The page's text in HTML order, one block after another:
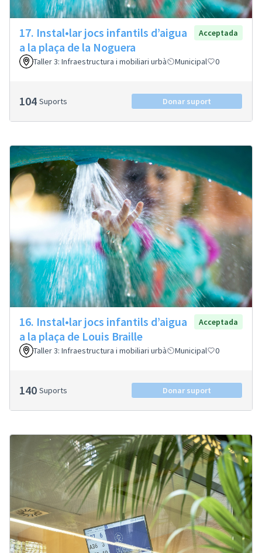
17. Instal•lar jocs infantils d’aigua
a la plaça de la Noguera
Acceptada
Taller 3: Infraestructura i mobiliari urbà Municipal 0
104 Suports Donar suport
16. Instal•lar jocs infantils d’aigua
a la plaça de Louis Braille
Acceptada
Taller 3: Infraestructura i mobiliari urbà Municipal 0
140 Suports Donar suport